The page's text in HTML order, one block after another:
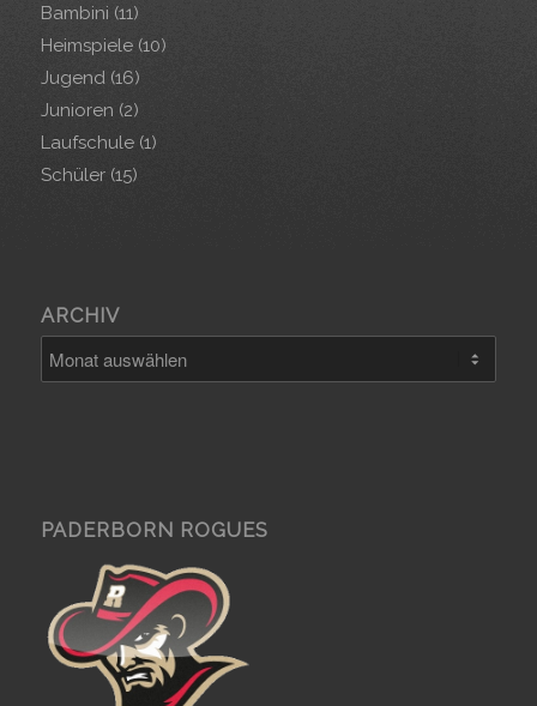
Bambini (11)
Heimspiele(10)
Jugend(16)
Junioren (2)
Laufschule(1)
Schüler(15)
ARCHIV
PADERBORN ROGUES